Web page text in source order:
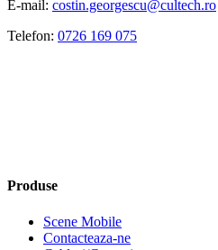
E-mail: costin.georgescu@cultech.ro
Telefon: 0726 169 075
Produse
Scene Mobile
Contacteaza-ne